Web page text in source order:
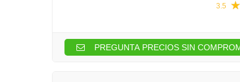
3.5
PREGUNTA PRECIOS SIN